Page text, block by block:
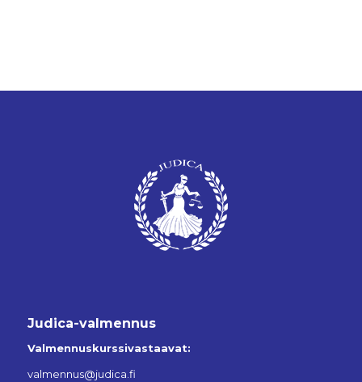
Judica-valmennus
Valmennuskurssivastaavat:
valmennus@judica.fi